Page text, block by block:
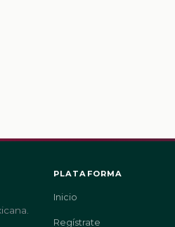
PLATAFORMA
Inicio
Regístrate